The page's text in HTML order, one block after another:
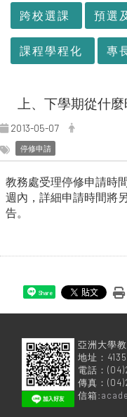
跨校選課 預選
課程學程化 專
上、下學期從什
2013-05-07
停修申請
教務處受理停修申請時
週內，詳細申請時間將
告。
Share
亞
地址：
電話：
傳真：
信箱: